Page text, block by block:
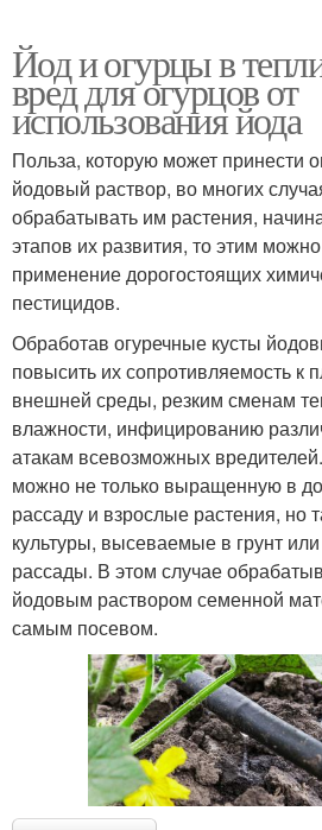
Йод и огурцы в
вред для огурцов от
использования йода
Польза, которую может принести
йодовый раствор, во многих
обрабатывать им растения,
этапов их развития, то этим
применение дорогостоящих
пестицидов.
Обработав огуречные кусты
повысить их сопротивляемость к
внешней среды, резким сменам
влажности, инфицированию
атакам всевозможных
можно не только выращенную в
рассаду и взрослые растения, но
культуры, высеваемые в грунт
рассады. В этом случае
йодовым раствором семенной
самым посевом.